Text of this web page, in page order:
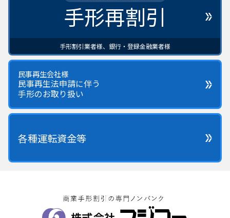
手形再割引
手形割引業者様、銀行・登録金融業者様
民事再生会社様
民事再生法申請に伴う
手形のお取り扱い
各種運転資金等